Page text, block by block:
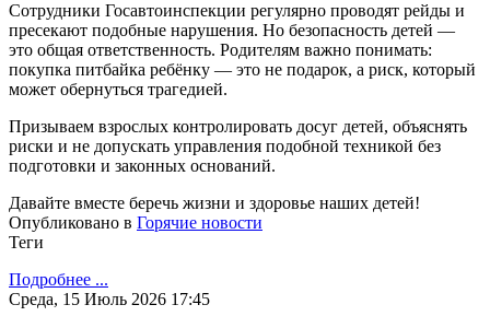
Сотрудники Госавтоинспекции регулярно проводят рейды и
пресекают подобные нарушения. Но безопасность детей —
это общая ответственность. Родителям важно понимать:
покупка питбайка ребёнку — это не подарок, а риск, который
может обернуться трагедией.
Призываем взрослых контролировать досуг детей, объяснять
риски и не допускать управления подобной техникой без
подготовки и законных оснований.
Давайте вместе беречь жизни и здоровье наших детей!
Опубликовано в Горячие новости
Теги
Подробнее ...
Среда, 15 Июль 2026 17:45